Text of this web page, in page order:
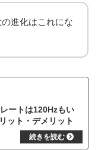
進化はこれにな
ートは120Hzもい
ット・デメリット